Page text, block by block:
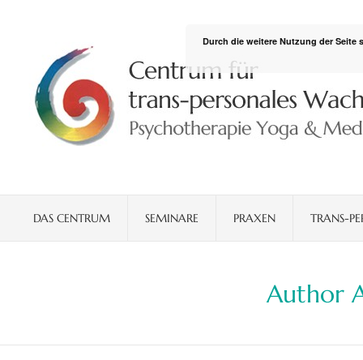
DAS CENTRUM SEMINARE PRAXEN TRANS-
Author
Durch die weitere Nutzung der